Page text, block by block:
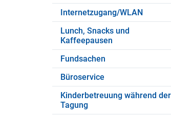
Internetzugang/WLAN
Lunch, Snacks und
Kaffeepausen
Fundsachen
Büroservice
Kinderbetreuung während der
Tagung